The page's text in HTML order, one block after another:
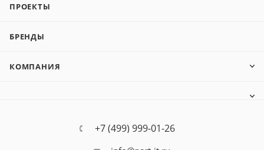
ПРОЕКТЫ
БРЕНДЫ
КОМПАНИЯ
+7 (499) 999-01-26